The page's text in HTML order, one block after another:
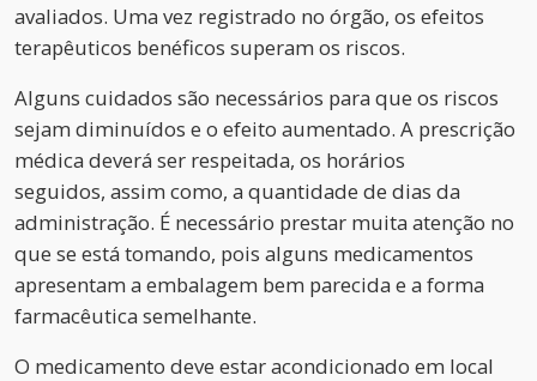
avaliados. Uma vez registrado no órgão, os efeitos
terapêuticos benéficos superam os riscos.
Alguns cuidados são necessários para que os riscos
sejam diminuídos e o efeito aumentado. A prescrição
médica deverá ser respeitada, os horários
seguidos, assim como, a quantidade de dias da
administração. É necessário prestar muita atenção no
que se está tomando, pois alguns medicamentos
apresentam a embalagem bem parecida e a forma
farmacêutica semelhante.
O medicamento deve estar acondicionado em local